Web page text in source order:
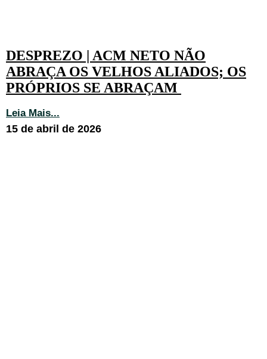
DESPREZO | ACM NETO NÃO
ABRAÇA OS VELHOS ALIADOS; OS
PRÓPRIOS SE ABRAÇAM
Leia Mais...
15 de abril de 2026